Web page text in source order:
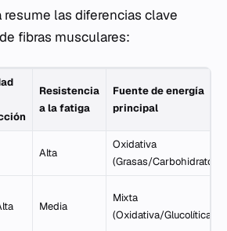
las diferencias clave
fibras musculares:
Resistencia
a la fatiga
Fuente de energía
principal
Alta
Oxidativa
(Grasas/Carbohidratos)
Media
Mixta
(Oxidativa/Glucolítica)